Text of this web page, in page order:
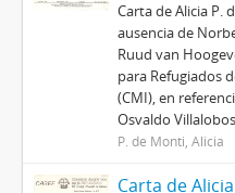
Carta de Alicia P.
ausencia de
Ruud van
para Refugiados
(CMI), en
Osvaldo Villalobos
P. de Monti, Alicia